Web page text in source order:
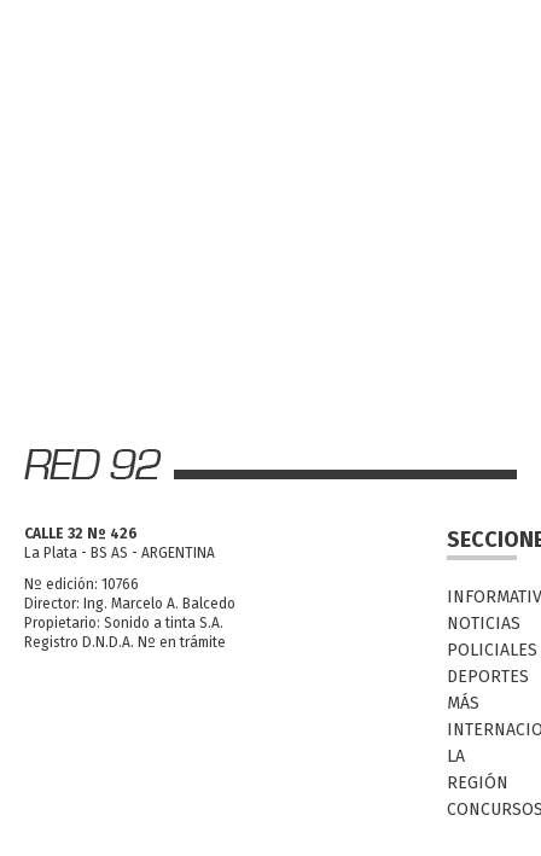
CALLE 32 Nº 426
La Plata - BS AS - ARGENTINA
Nº edición: 10766
Director: Ing. Marcelo A. Balcedo
Propietario: Sonido a tinta S.A.
Registro D.N.D.A. Nº en trámite
NOTICIAS
POLICIALES
DEPORTES
MÁS
LA
REGIÓN